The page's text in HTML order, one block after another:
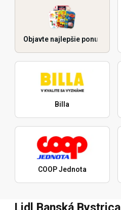
Objavte najlepšie ponuky
Billa
COOP Jednota